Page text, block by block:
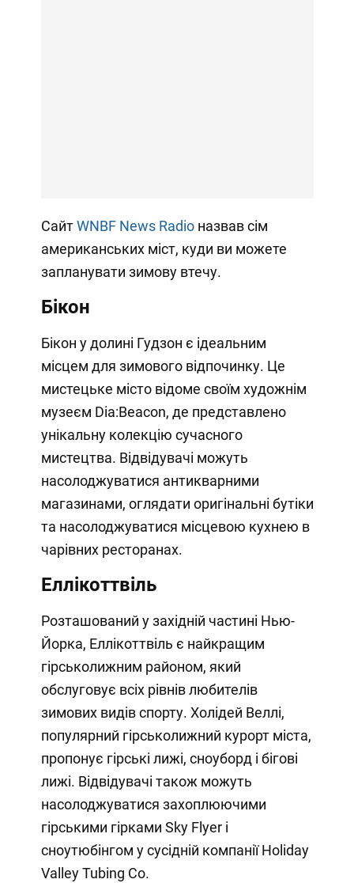
СайтWNBF News Radioназвав сім
американських міст, куди ви можете
запланувати зимову втечу.
Бікон
Бікон у долині Гудзон є ідеальним
місцем для зимового відпочинку. Це
мистецьке місто відоме своїм художнім
музеєм Dia:Beacon, де представлено
унікальну колекцію сучасного
мистецтва. Відвідувачі можуть
насолоджуватися антикварними
магазинами, оглядати оригінальні бутіки
та насолоджуватися місцевою кухнею в
чарівних ресторанах.
Еллікоттвіль
Розташований у західній частині Нью-
Йорка, Еллікоттвіль є найкращим
гірськолижним районом, який
обслуговує всіх рівнів любителів
зимових видів спорту. Холідей Веллі,
популярний гірськолижний курорт міста,
пропонує гірські лижі, сноуборд і бігові
лижі. Відвідувачі також можуть
насолоджуватися захоплюючими
гірськими гірками Sky Flyer і
сноутюбінгом у сусідній компанії Holiday
Valley Tubing Co.